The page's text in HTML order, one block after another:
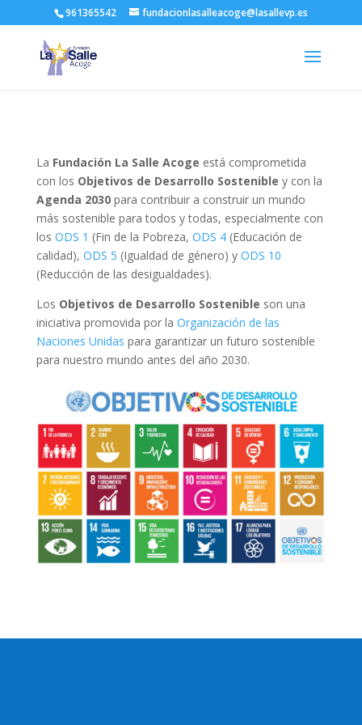
961365542 fundacionlasalleacoge@lasallevp.es
La Fundación La Salle Acoge está comprometida
con los Objetivos de Desarrollo Sostenible y con la
Agenda 2030para contribuir a construir un mundo
más sostenible para todos y todas, especialmente con
los ODS 1 (Fin de la Pobreza, ODS 4(Educación de
calidad), ODS 5 (Igualdad de género) y ODS 10
(Reducción de las desigualdades).
Los Objetivos de Desarrollo Sostenible son una
iniciativa promovida por la Organización de las
Naciones Unidas para garantizar un futuro sostenible
para nuestro mundo antes del año 2030.